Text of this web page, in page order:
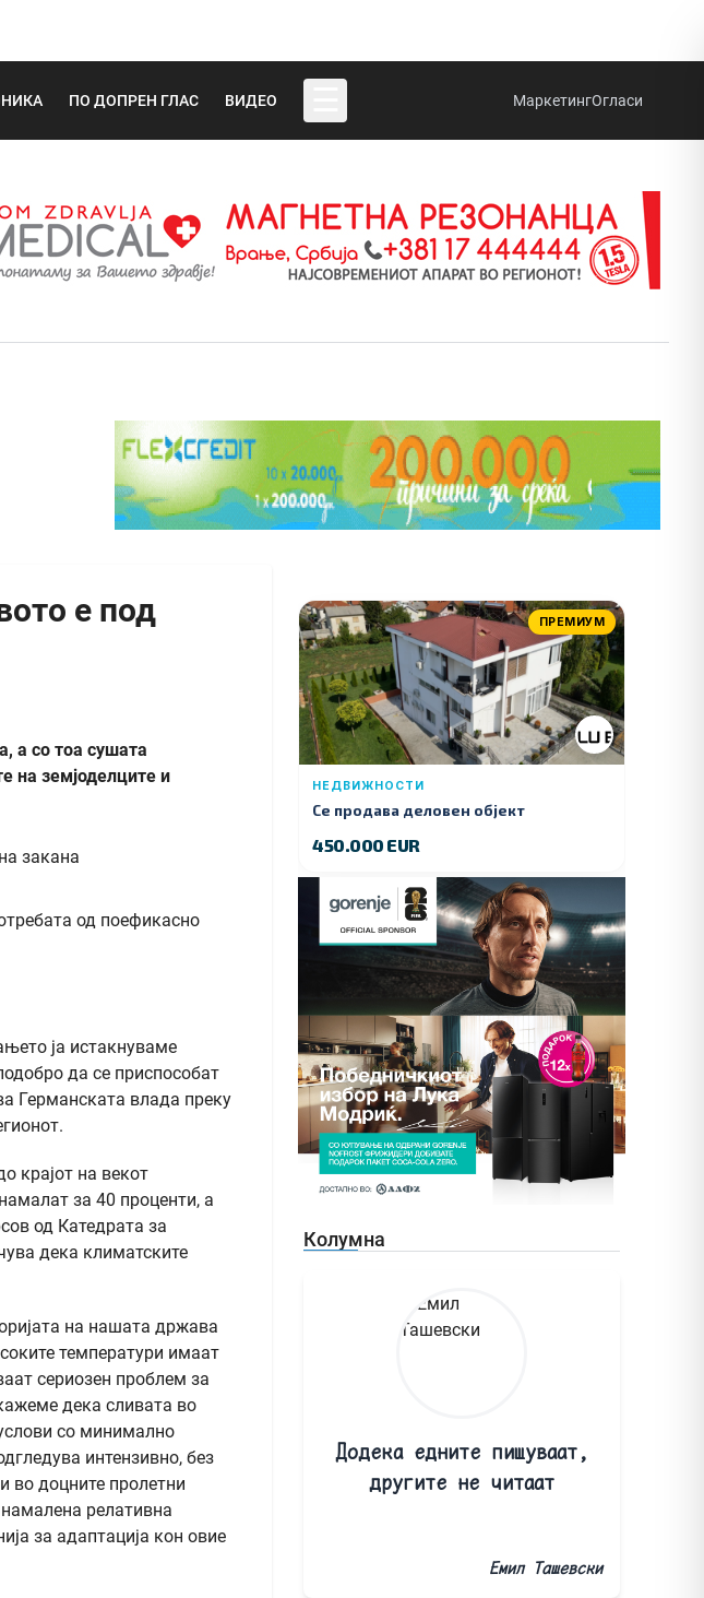
ПО ДОПРЕН ГЛАС ВИДЕО МаркетингОгласи
е под
а со тоа сушата
на земјоделците и
од поефикасно
ја истакнуваме
да се приспособат
Германската влада преку
крајот на векот
за 40 проценти, а
од Катедрата за
дека климатските
на нашата држава
температури имаат
сериозен проблем за
дека сливата во
со минимално
интензивно, без
во доцните пролетни
релативна
за адаптација кон овие
ПРЕМИУМ
НЕДВИЖНОСТИ
Се продава деловен објект
450.000 EUR
Колумна
Додека едните пишуваат,
другите не читаат
Емил Ташевски